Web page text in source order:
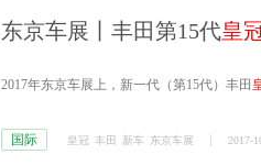
东京车展丨丰田第15代皇
2017年东京车展上，新一代（第15代）丰田
国际 皇冠 丰田 新车 东京车展 2017-